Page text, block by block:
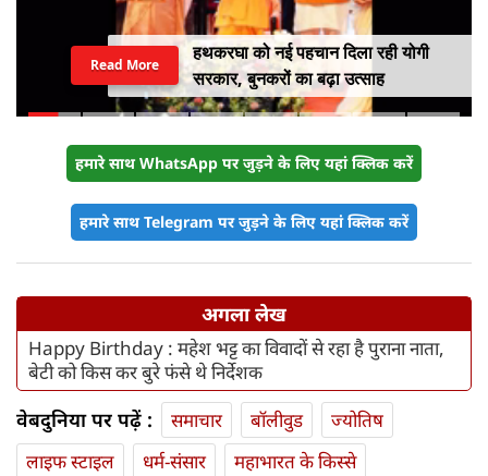
हथकरघा को नई पहचान दिला रही योगी
सरकार, बुनकरों का बढ़ा उत्साह
Read More
हमारे साथ WhatsApp पर जुड़ने के लिए यहां क्लिक करें
हमारे साथ Telegram पर जुड़ने के लिए यहां क्लिक करें
अगला लेख
Happy Birthday : महेश भट्ट का विवादों से रहा है पुराना नाता,
बेटी को किस कर बुरे फंसे थे निर्देशक
वेबदुनिया पर पढ़ें : समाचार बॉलीवुड
ज्योतिष
लाइफ स्‍टाइल
धर्म-संसार
महाभारत के किस्से